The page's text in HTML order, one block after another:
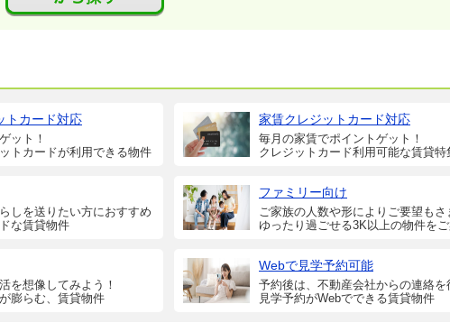
トカード対応
ット！
トカードが利用できる物件
家賃クレジットカード対応
毎月の家賃でポイントゲット！
クレジットカード利用可能な賃貸特
しを送りたい方におすすめ
な賃貸物件
ファミリー向け
ご家族の人数や形によりご要望もさ
ゆったり過ごせる3K以上の物件をご
を想像してみよう！
膨らむ、賃貸物件
Webで見学予約可能
予約後は、不動産会社からの連絡を
見学予約がWebでできる賃貸物件